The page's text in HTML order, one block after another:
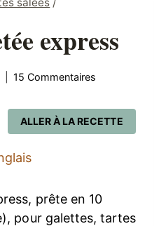
express
15 Commentaires
ALLER À LA RECETTE
prête en 10
pour galettes, tartes